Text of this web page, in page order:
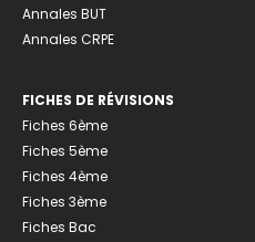
Annales BUT
Annales CRPE
FICHES DE RÉVISIONS
Fiches 6ème
Fiches 5ème
Fiches 4ème
Fiches 3ème
Fiches Bac